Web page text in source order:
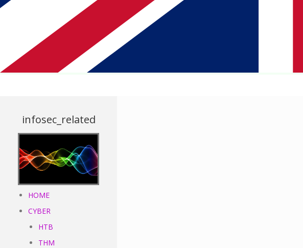
infosec_related
HOME
CYBER
HTB
THM